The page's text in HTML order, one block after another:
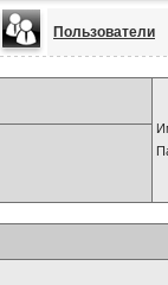
Пользователи